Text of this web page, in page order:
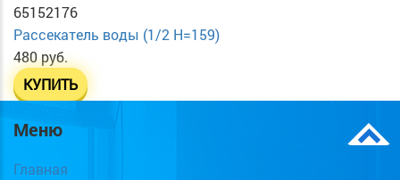
65152176
Рассекатель воды (1/2 H=159)
480 руб.
КУПИТЬ
Меню
Главная